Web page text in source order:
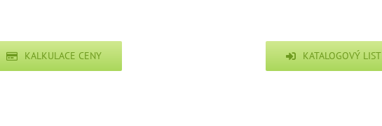
KALKULACE CENY KATALOGOVÝ LIST